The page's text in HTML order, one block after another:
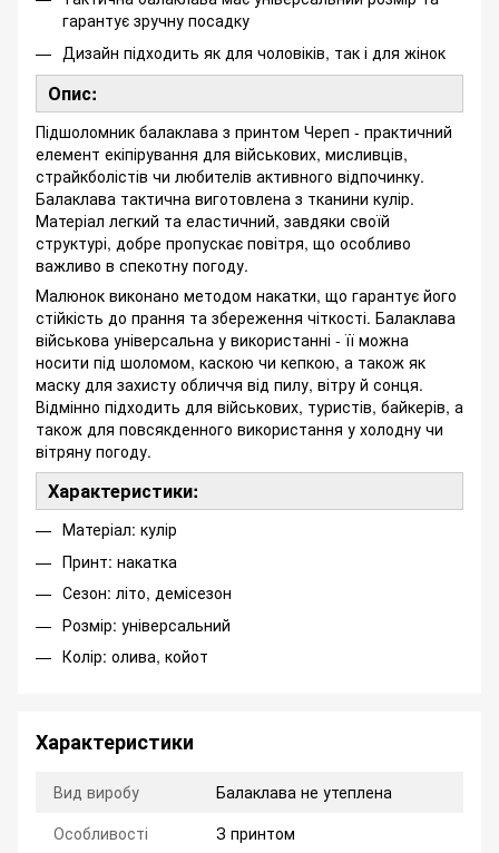
гарантує зручну посадку
Дизайн підходить як для чоловіків, так і для жінок
Опис:
Підшоломник балаклава з принтом Череп - практичний
елемент екіпірування для військових, мисливців,
страйкболістів чи любителів активного відпочинку.
Балаклава тактична виготовлена з тканини кулір.
Матеріал легкий та еластичний, завдяки своїй
структурі, добре пропускає повітря, що особливо
важливо в спекотну погоду.
Малюнок виконано методом накатки, що гарантує його
стійкість до прання та збереження чіткості. Балаклава
військова універсальна у використанні - її можна
носити під шоломом, каскою чи кепкою, а також як
маску для захисту обличчя від пилу, вітру й сонця.
Відмінно підходить для військових, туристів, байкерів, а
також для повсякденного використання у холодну чи
вітряну погоду.
Характеристики:
Матеріал: кулір
Принт: накатка
Сезон: літо, демісезон
Розмір: універсальний
Колір: олива, койот
Характеристики
Вид виробу
Балаклава не утеплена
Особливості
З принтом